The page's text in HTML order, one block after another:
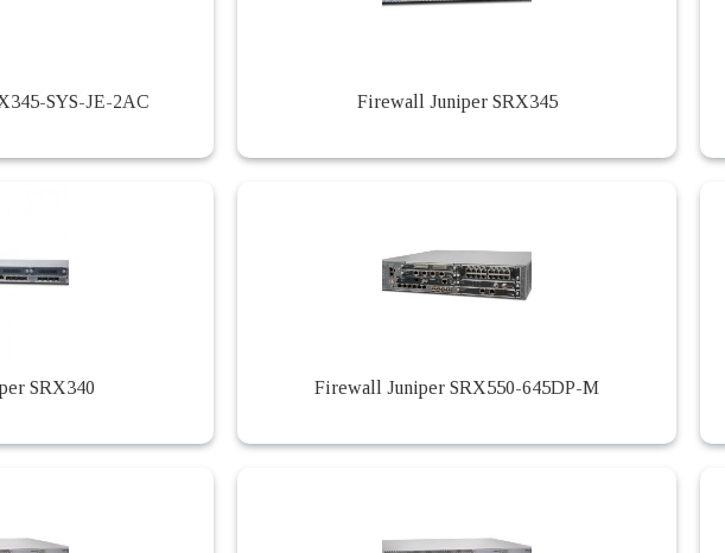
SYS-JE-2AC Firewall Juniper SRX345
SRX340 Firewall Juniper SRX550-645DP-M